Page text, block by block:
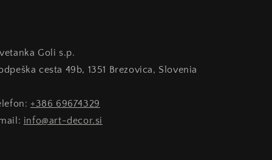
Goli s.p.
cesta 49b, 1351 Brezovica, Slovenia
+386 69674329
info@art-decor.si